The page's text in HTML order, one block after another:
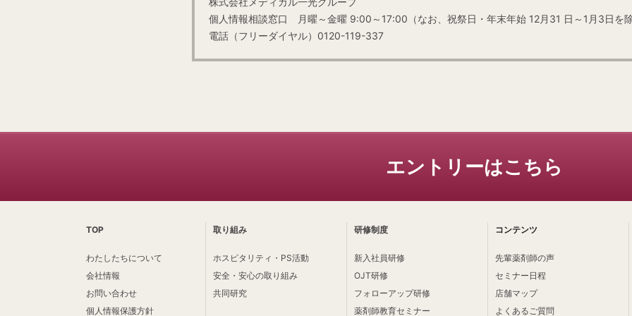
個人情報相談窓口 月曜～金曜 9:00～17:00（なお、祝祭日・年末年始 12月31 日～1月3日を
電話（フリーダイヤル）0120-119-337
エントリーはこちら
TOP
わたしたちについて
会社情報
お問い合わせ
個人情報保護方針
取り組み
ホスピタリティ・PS活動
安全・安心の取り組み
共同研究
研修制度
新入社員研修
OJT研修
フォローアップ研修
薬剤師教育セミナー
コンテンツ
先輩薬剤師の声
セミナー日程
店舗マップ
よくあるご質問